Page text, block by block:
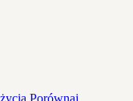
Porównaj